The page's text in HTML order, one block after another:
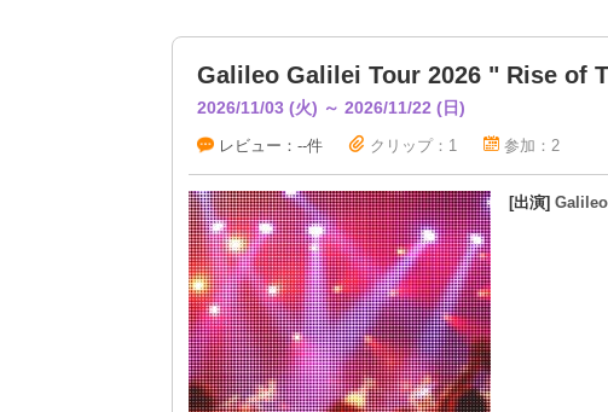
Galileo Galilei Tour 2026 " Rise of
2026/11/03 (火) ～ 2026/11/22 (日)
レビュー：--件 クリップ：1 参加：2
[出演]